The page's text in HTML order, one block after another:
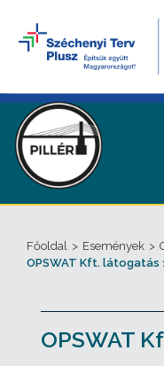
Főoldal > Események >
OPSWAT Kft. látogatás
OPSWAT